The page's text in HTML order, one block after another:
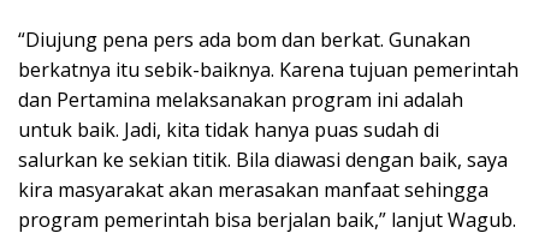
“Diujung pena pers ada bom dan berkat. Gunakan
berkatnya itu sebik-baiknya. Karena tujuan pemerintah
dan Pertamina melaksanakan program ini adalah
untuk baik. Jadi, kita tidak hanya puas sudah di
salurkan ke sekian titik. Bila diawasi dengan baik, saya
kira masyarakat akan merasakan manfaat sehingga
program pemerintah bisa berjalan baik,” lanjut Wagub.